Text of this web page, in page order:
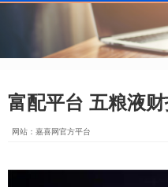
富配平台 五粮液
网站：嘉喜网官方平台